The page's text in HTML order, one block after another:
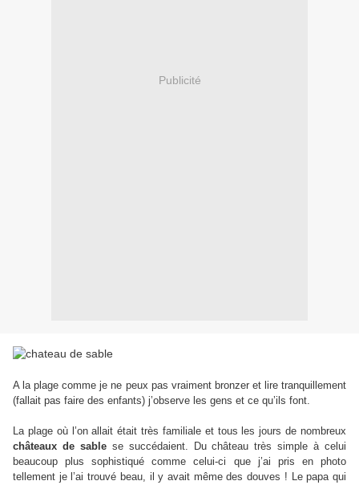
Publicité
A la plage comme je ne peux pas vraiment bronzer et lire tranquillement
(fallait pas faire des enfants) j’observe les gens et ce qu’ils font.
La plage où l’on allait était très familiale et tous les jours de nombreux
châteaux de sablese succédaient. Du château très simple à celui
beaucoup plus sophistiqué comme celui-ci que j’ai pris en photo
tellement je l’ai trouvé beau, il y avait même des douves ! Le papa qui